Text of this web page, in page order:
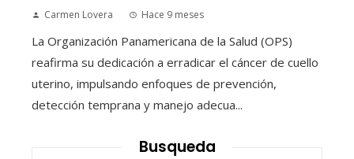
Carmen Lovera Hace 9 meses
La Organización Panamericana de la Salud (OPS)
reafirma su dedicación a erradicar el cáncer de cuello
uterino, impulsando enfoques de prevención,
detección temprana y manejo adecua...
Busqueda